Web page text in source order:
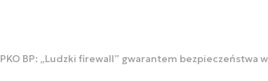
PKO BP: „Ludzki firewall” gwarantem bezpieczeństwa